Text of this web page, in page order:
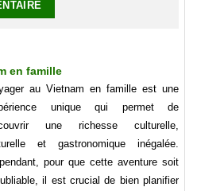
en famille
au Vietnam en famille est une
unique qui permet de
une richesse culturelle,
et gastronomique inégalée.
pour que cette aventure soit
il est crucial de bien planifier